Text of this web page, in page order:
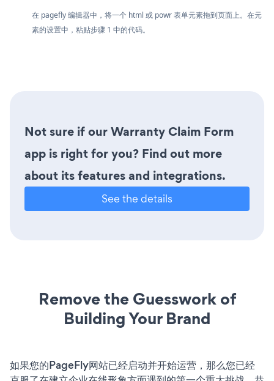
在 pagefly 编辑器中，将一个 html 或 powr 表单元素拖到页面上。在元
素的设置中，粘贴步骤 1 中的代码。
Not sure if our Warranty Claim Form
app is right for you? Find out more
about its features and integrations.
See the details
Remove the Guesswork of
Building Your Brand
如果您的PageFly网站已经启动并开始运营，那么您已经